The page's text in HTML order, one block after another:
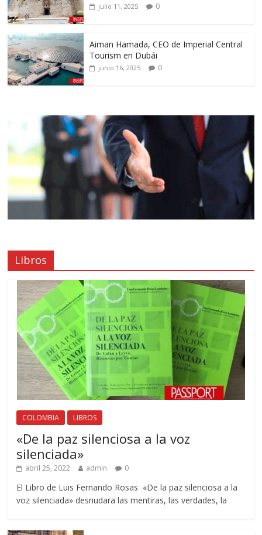
julio 11, 2025 0
Aiman Hamada, CEO de Imperial Central
Tourism en Dubái
junio 16, 2025 0
Libros
COLOMBIA LIBROS
«De la paz silenciosa a la voz
silenciada»
abril 25, 2022 admin 0
El Libro de Luis Fernando Rosas «De la paz silenciosa a la
voz silenciada» desnudara las mentiras, las verdades, la